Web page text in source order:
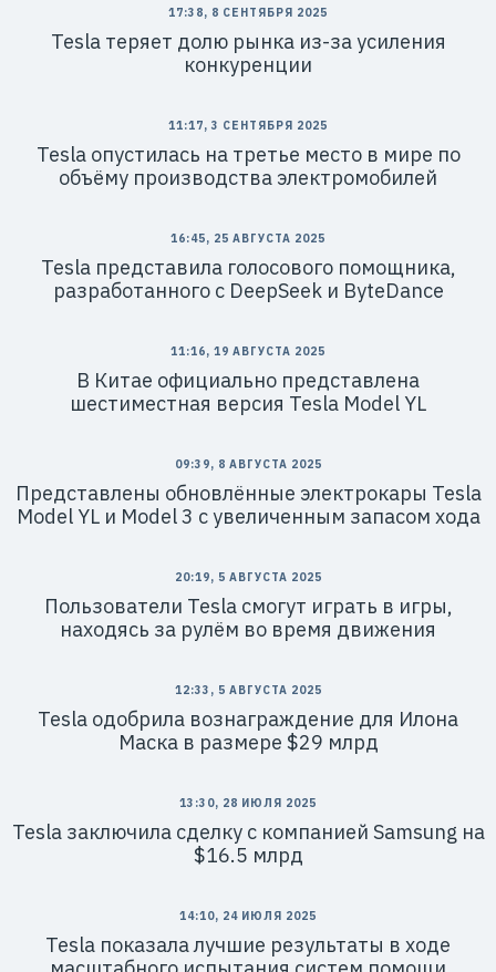
17:38, 8 СЕНТЯБРЯ 2025
Tesla теряет долю рынка из-за усиления
конкуренции
11:17, 3 СЕНТЯБРЯ 2025
Tesla опустилась на третье место в мире по
объёму производства электромобилей
16:45, 25 АВГУСТА 2025
Tesla представила голосового помощника,
разработанного с DeepSeek и ByteDance
11:16, 19 АВГУСТА 2025
В Китае официально представлена
шестиместная версия Tesla Model YL
09:39, 8 АВГУСТА 2025
Представлены обновлённые электрокары Tesla
Model YL и Model 3 с увеличенным запасом хода
20:19, 5 АВГУСТА 2025
Пользователи Tesla смогут играть в игры,
находясь за рулём во время движения
12:33, 5 АВГУСТА 2025
Tesla одобрила вознаграждение для Илона
Маска в размере $29 млрд
13:30, 28 ИЮЛЯ 2025
Tesla заключила сделку с компанией Samsung на
$16.5 млрд
14:10, 24 ИЮЛЯ 2025
Tesla показала лучшие результаты в ходе